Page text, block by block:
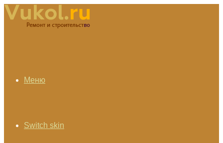
Меню
Switch skin